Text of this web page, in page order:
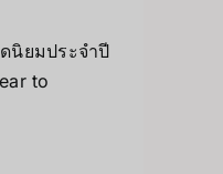
นิยมประจำปี
to